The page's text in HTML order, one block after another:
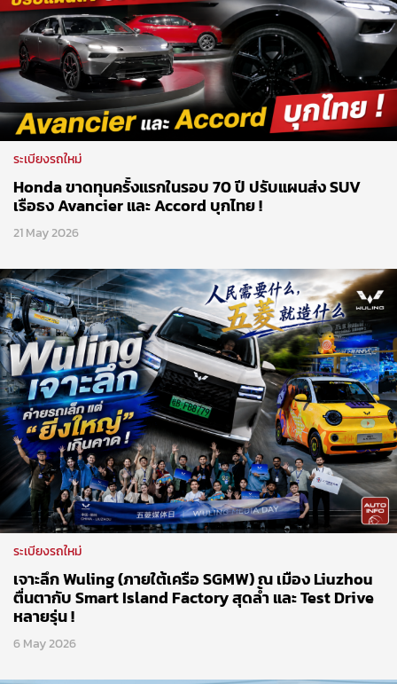
ระเบียงรถใหม่
Honda ขาดทุนครั้งแรกในรอบ 70 ปี ปรับแผนส่ง SUV
เรือธง Avancier และ Accord บุกไทย !
21 May 2026
ระเบียงรถใหม่
เจาะลึก Wuling (ภายใต้เครือ SGMW) ณ เมือง Liuzhou
ตื่นตากับ Smart Island Factory สุดล้ำ และ Test Drive
หลายรุ่น !
6 May 2026